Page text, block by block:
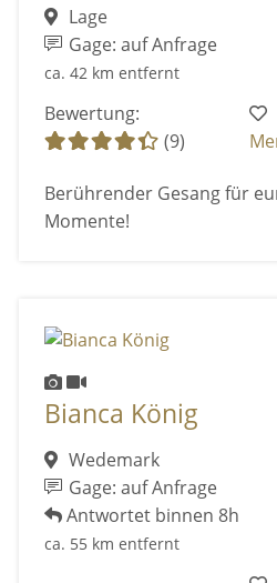
Lage
Gage: auf Anfrage
ca. 42 km entfernt
Bewertung:
(9)
Berührender Gesang für
Momente!
Bianca König
Wedemark
Gage: auf Anfrage
Antwortet binnen 8h
ca. 55 km entfernt